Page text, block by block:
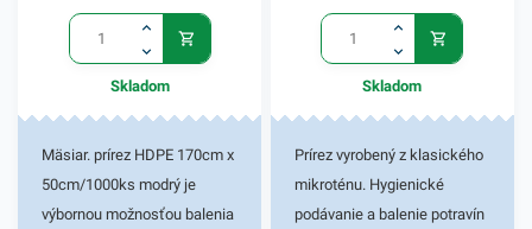
mikroténom. Balenie
obsahuje 500ks
mäsiarenských prírezov. V
našej ponuke nájdete ďalšie
podobné produkty.
Skladom
Mäsiar. prírez HDPE 170cm x
50cm/1000ks modrý je
výbornou možnosťou balenia
Skladom
Prírez vyrobený z klasického
mikroténu. Hygienické
podávanie a balenie potravín